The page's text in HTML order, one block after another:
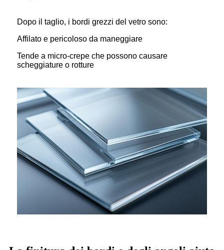
Dopo il taglio, i bordi grezzi del vetro sono:
Affilato e pericoloso da maneggiare
Tende a micro-crepe che possono causare
scheggiature o rotture